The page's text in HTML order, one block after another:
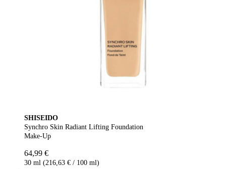
SHISEIDO
Synchro Skin Radiant Lifting Foundation
Make-Up
64,99 €
30 ml (216,63 € / 100 ml)